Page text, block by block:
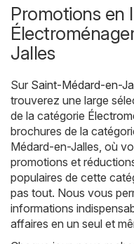
Promotions en
Jalles
Sur Saint-Médard-en-
trouverez une large
de la catégorie
brochures de la
Médard-en-Jalles, où
promotions et
populaires de cette
pas tout. Nous vous
informations
affaires en un seul et